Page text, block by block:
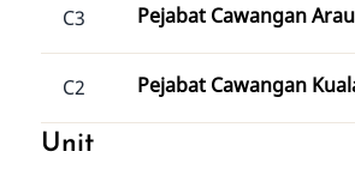
C3 Pejabat Cawangan
C2 Pejabat Cawangan
Unit